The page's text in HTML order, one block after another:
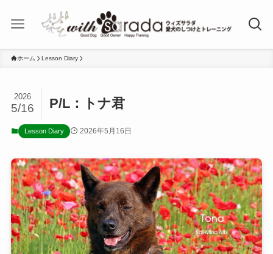
ホーム Lesson Diary
P/L：トナ君
2026
5/16
Lesson Diary 2026年5月16日